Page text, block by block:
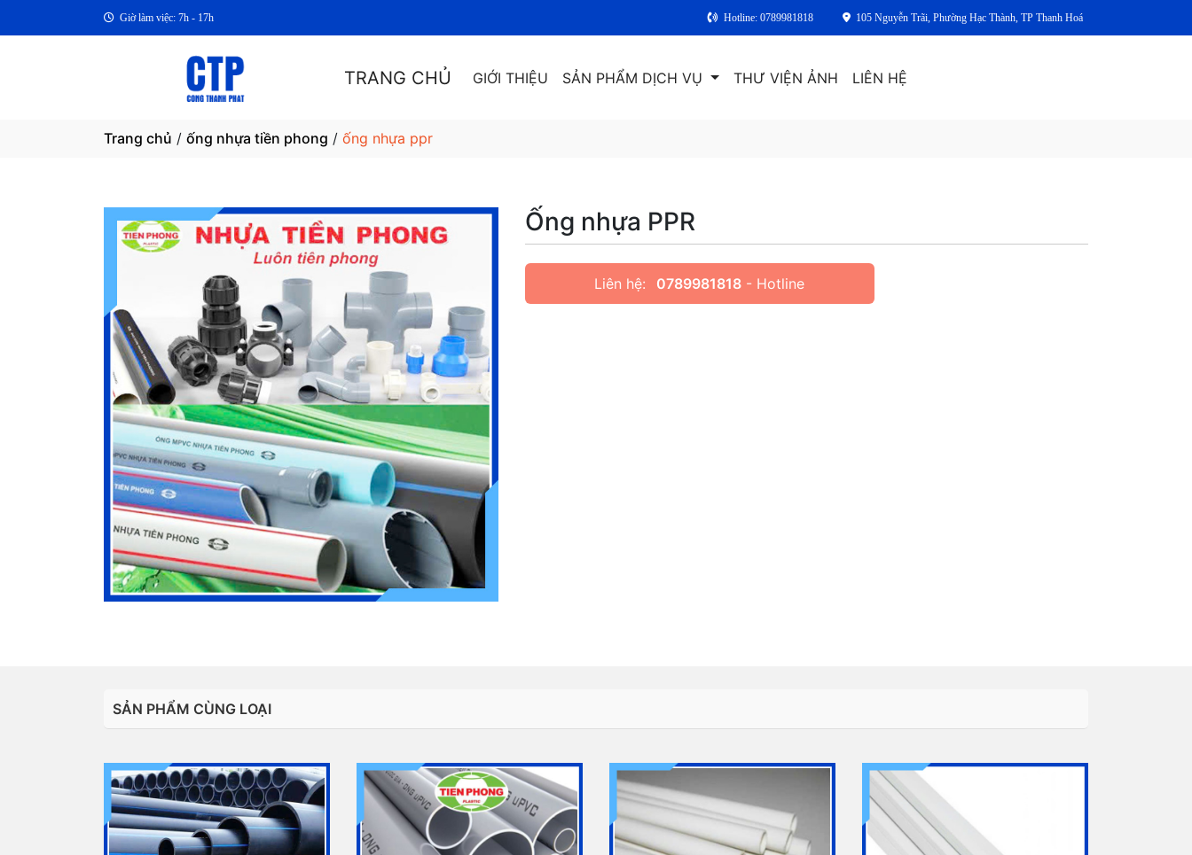
Giờ làm việc: 7h - 17h Hotline: 0789981818 105 Nguyễn Trãi, Phường Hạc Thành, TP Thanh Hoá
TRANG CHỦ GIỚI THIỆU SẢN PHẨM DỊCH VỤ THƯ VIỆN ẢNH LIÊN HỆ
Trang chủ / ống nhựa tiền phong / ống nhựa ppr
Ống nhựa PPR
Liên hệ: 0789981818 - Hotline
SẢN PHẨM CÙNG LOẠI